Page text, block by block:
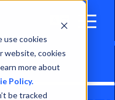
use cookies
website, cookies
more about
Policy.
be tracked
Open